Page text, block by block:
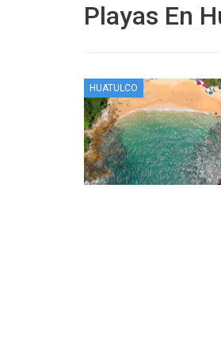
Playas En
HUATULCO